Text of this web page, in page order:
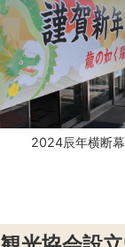
2024辰年横断